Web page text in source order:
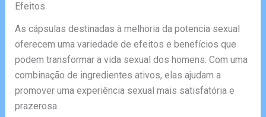
Efeitos
As cápsulas destinadas à melhoria da potencia sexual
oferecem uma variedade de efeitos e benefícios que
podem transformar a vida sexual dos homens. Com uma
combinação de ingredientes ativos, elas ajudam a
promover uma experiência sexual mais satisfatória e
prazerosa.